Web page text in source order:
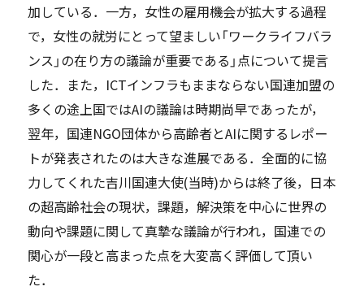
加している．一方，女性の雇用機会が拡大する過程
で，女性の就労にとって望ましい「ワークライフバラ
ンス」の在り方の議論が重要である」点について提言
した．また，ICTインフラもままならない国連加盟の
多くの途上国ではAIの議論は時期尚早であったが，
翌年，国連NGO団体から高齢者とAIに関するレポー
トが発表されたのは大きな進展である．全面的に協
力してくれた吉川国連大使(当時)からは終了後，日本
の超高齢社会の現状，課題，解決策を中心に世界の
動向や課題に関して真摯な議論が行われ，国連での
関心が一段と高まった点を大変高く評価して頂い
た．